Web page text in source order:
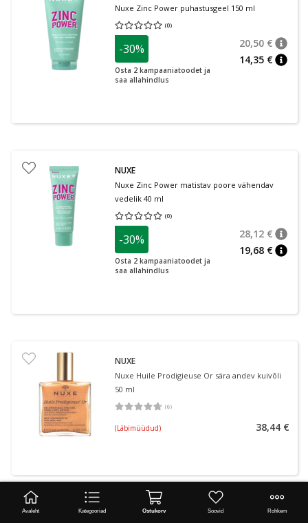
Nuxe Zinc Power puhastusgeel 150 ml
(0)
Keskmine hinnang 0.00
-30%
Osta 2 kampaaniatoodet ja
saa allahindlus
20,50 €
14,35 €
NUXE
Nuxe Zinc Power matistav poore vähendav
vedelik 40 ml
(0)
Keskmine hinnang 0.00
-30%
Osta 2 kampaaniatoodet ja
saa allahindlus
28,12 €
19,68 €
NUXE
Nuxe Huile Prodigieuse Or sära andev kuivõli
50 ml
(6)
Keskmine hinnang 4.67
(Läbimüüdud) 38,44 €
Terviseuudised ja näpunäited
Avaleht Kategooriad Ostukorv Soovid Rohkem